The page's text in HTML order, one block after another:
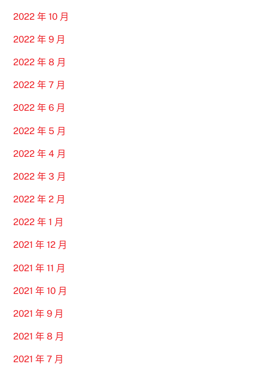
2022 年 10 月
2022 年 9 月
2022 年 8 月
2022 年 7 月
2022 年 6 月
2022 年 5 月
2022 年 4 月
2022 年 3 月
2022 年 2 月
2022 年 1 月
2021 年 12 月
2021 年 11 月
2021 年 10 月
2021 年 9 月
2021 年 8 月
2021 年 7 月